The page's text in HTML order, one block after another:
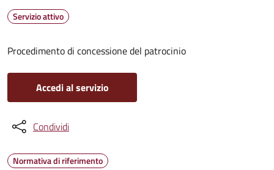
Servizio attivo
Procedimento di concessione del patrocinio
Accedi al servizio
Condividi
Normativa di riferimento